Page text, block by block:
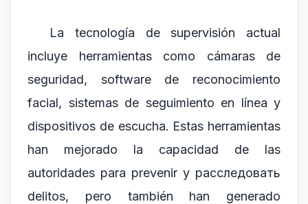
La tecnología de supervisión actual
incluye herramientas como cámaras de
seguridad, software de reconocimiento
facial, sistemas de seguimiento en línea y
dispositivos de escucha. Estas herramientas
han mejorado la capacidad de las
autoridades para prevenir y расследовать
delitos, pero también han generado